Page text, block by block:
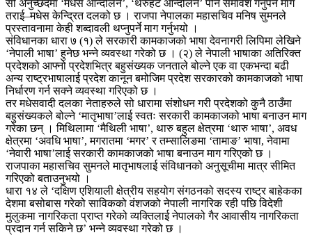
सो अनुच्छेदमा ‘मधेस आन्दोलन’, ‘थरुहट आन्दोलन’ पनि समावेश गर्नुपर्ने माग
तराई–मधेस केन्द्रित दलको छ । राजपा नेपालका महासचिव मनिष सुमनले
प्रस्तावनामा केही शब्दावली थप्नुपर्ने माग गर्नुभयो ।
संविधानका धारा ७ (१) ले सरकारी कामकाजको भाषा देवनागरी लिपिमा लेखिने
‘नेपाली भाषा’ हुनेछ भन्ने व्यवस्था गरेको छ । (२) ले नेपाली भाषाका अतिरिक्त
प्रदेशको आफ्नो प्रदेशभित्र बहुसंख्यक जनताले बोल्ने एक वा एकभन्दा बढी
अन्य राष्ट्रभाषालाई प्रदेश कानून बमोजिम प्रदेश सरकारको कामकाजको भाषा
निर्धारण गर्न सक्ने व्यवस्था गरिएको छ ।
तर मधेसवादी दलका नेताहरुले सो धारामा संशोधन गरी प्रदेशको कुनै ठाउँमा
बहुसंख्यकले बोल्ने ‘मातृभाषा’लाई स्वतः सरकारी कामकाजको भाषा बनाउन माग
गरेका छन् । मिथिलामा ‘मैथिली भाषा’, थारु बहुल क्षेत्रमा ‘थारु भाषा’, अवध
क्षेत्रमा ‘अवधि भाषा’, मगरातमा ‘मगर’ र तम्सालिङमा ‘तामाङ’ भाषा, नेवामा
‘नेवारी भाषा’लाई सरकारी कामकाजको भाषा बनाउन माग गरिएको छ ।
राजपाका महासचिव सुमनले मातृभाषलाई संविधानको अनुसूचीमा मात्र सीमित
गरिएको बताउनुभयो ।
धारा १४ ले ‘दक्षिण एशियाली क्षेत्रीय सहयोग संगठनको सदस्य राष्ट्र बाहेकका
देशमा बसोबास गरेको साविकको वंशजको नेपाली नागरिक रही पछि विदेशी
मुलुकमा नागरिकता प्राप्त गरेको व्यक्तिलाई नेपालको गैर आवासीय नागरिकता
प्रदान गर्न सकिने छ’ भन्ने व्यवस्था गरेको छ ।